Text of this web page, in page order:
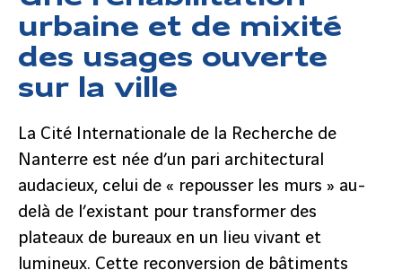
urbaine et de mixité
des usages ouverte
sur la ville
La Cité Internationale de la Recherche de
Nanterre est née d’un pari architectural
audacieux, celui de « repousser les murs » au-
delà de l’existant pour transformer des
plateaux de bureaux en un lieu vivant et
lumineux. Cette reconversion de bâtiments